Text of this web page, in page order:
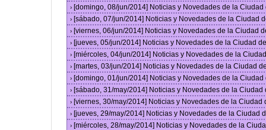
› [domingo, 08/jun/2014] Noticias y Novedades de la
› [sábado, 07/jun/2014] Noticias y Novedades de la Ciudad
› [viernes, 06/jun/2014] Noticias y Novedades de la Ciudad
› [jueves, 05/jun/2014] Noticias y Novedades de la Ciudad
› [miércoles, 04/jun/2014] Noticias y Novedades de la
› [martes, 03/jun/2014] Noticias y Novedades de la Ciudad
› [domingo, 01/jun/2014] Noticias y Novedades de la
› [sábado, 31/may/2014] Noticias y Novedades de la
› [viernes, 30/may/2014] Noticias y Novedades de la
› [jueves, 29/may/2014] Noticias y Novedades de la Ciudad
› [miércoles, 28/may/2014] Noticias y Novedades de la